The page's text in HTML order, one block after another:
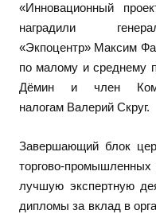
«Инновационный
наградили
«Экпоцентр» Максим
по малому и среднему
Дёмин и член
налогам Валерий Скруг.
Завершающий блок
торгово-промышленных
лучшую экспертную
дипломы за вклад в